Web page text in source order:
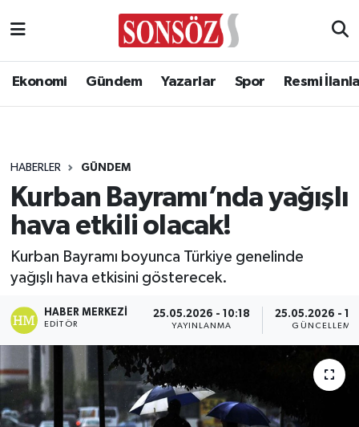
Ekonomi Gündem Yazarlar Spor Resmi
HABERLER GÜNDEM
Kurban Bayramı’nda yağışlı
hava etkili olacak!
Kurban Bayramı boyunca Türkiye genelinde
yağışlı hava etkisini gösterecek.
HABER MERKEZI
EDITÖR
25.05.2026 - 10:18
YAYINLANMA
25.05.2026 -
GÜNCELLEME